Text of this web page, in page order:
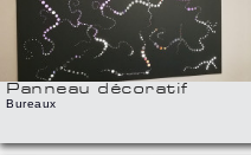
Panneau décoratif
Bureaux